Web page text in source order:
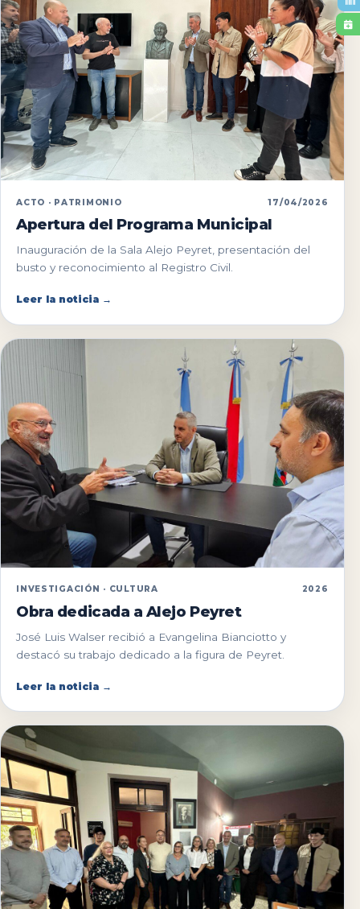
ACTO · PATRIMONIO 17/04/2026
Apertura del Programa Municipal
Inauguración de la Sala Alejo Peyret, presentación del
busto y reconocimiento al Registro Civil.
Leer la noticia →
INVESTIGACIÓN · CULTURA 2026
Obra dedicada a Alejo Peyret
José Luis Walser recibió a Evangelina Bianciotto y
destacó su trabajo dedicado a la figura de Peyret.
Leer la noticia →